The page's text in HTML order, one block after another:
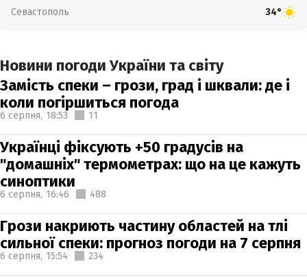
Севастополь 34°
Новини погоди України та світу
Замість спеки – грози, град і шквали: де і
коли погіршиться погода
6 серпня, 18:53 11
Українці фіксують +50 градусів на
"домашніх" термометрах: що на це кажуть
синоптики
6 серпня, 16:46 488
Грози накриють частину областей на тлі
сильної спеки: прогноз погоди на 7 серпня
6 серпня, 15:54 234